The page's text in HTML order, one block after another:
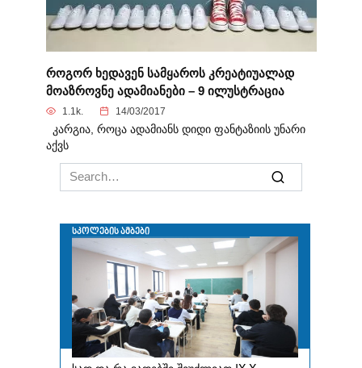
როგორ ხედავენ სამყაროს კრეატიუალად
მოაზროვნე ადამიანები – 9 ილუსტრაცია
1.1k. 14/03/2017
კარგია, როცა ადამიანს დიდი ფანტაზიის უნარი
აქვს
Search
for: